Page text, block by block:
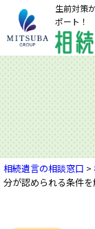
生前対策
ポート！
相続遺言の相談窓口 >
分が認められる条件を